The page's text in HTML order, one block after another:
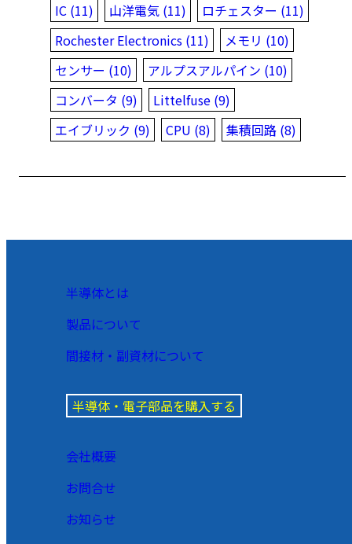
IC (11)
山洋電気 (11)
ロチェスター (11)
Rochester Electronics (11)
メモリ (10)
センサー (10)
アルプスアルパイン (10)
コンバータ (9)
Littelfuse (9)
エイブリック (9)
CPU (8) 集積回路 (8)
半導体とは
製品について
間接材・副資材について
半導体・電子部品を購入する
会社概要
お問合せ
お知らせ